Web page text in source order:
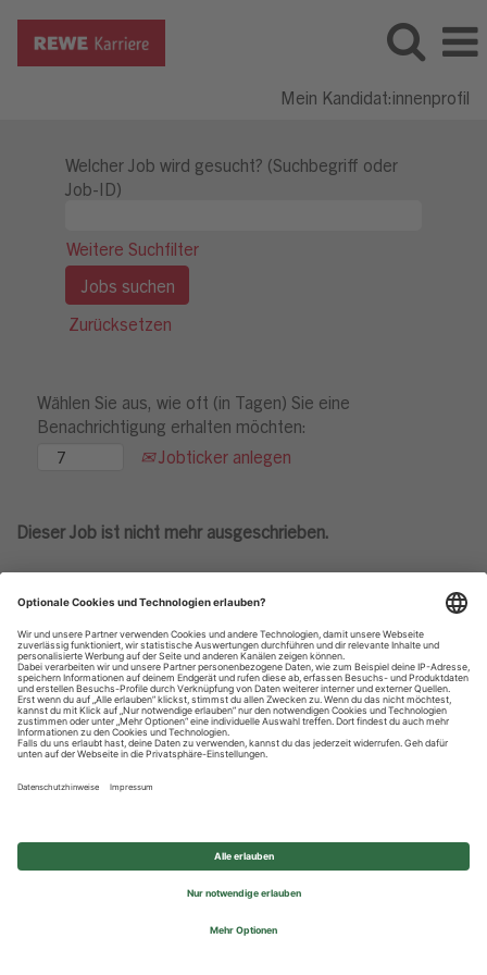
Mein Kandidat:innenprofil
Welcher Job wird gesucht? (Suchbegriff oder
Job-ID)
Weitere Suchfilter
Zurücksetzen
Wählen Sie aus, wie oft (in Tagen) Sie eine
Benachrichtigung erhalten möchten:
Jobticker anlegen
Dieser Job ist nicht mehr ausgeschrieben.
Impressum